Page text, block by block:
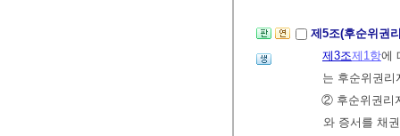
제5조(후순위권
제3조제1항에
는 후순위권
② 후순위권리
와 증서를 채